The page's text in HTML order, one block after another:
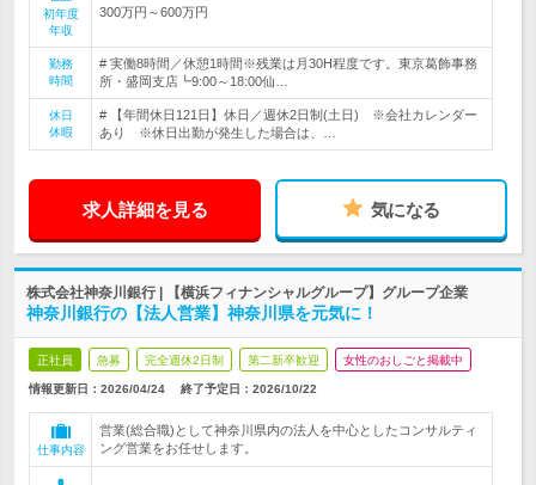
初年度
年収
300万円～600万円
勤務
時間
# 実働8時間／休憩1時間※残業は月30H程度です。東京葛飾事務
所・盛岡支店┗9:00～18:00仙…
休日
休暇
# 【年間休日121日】休日／週休2日制(土日) ※会社カレンダー
あり ※休日出勤が発生した場合は、…
求人詳細を見る 気になる
株式会社神奈川銀行 | 【横浜フィナンシャルグループ】グループ企業
神奈川銀行の【法人営業】神奈川県を元気に！
正社員 急募 完全週休2日制 第二新卒歓迎 女性のおしごと掲載中
情報更新日：2026/04/24 終了予定日： 2026/10/22
仕事内容
営業(総合職)として神奈川県内の法人を中心としたコンサルティ
ング営業をお任せします。